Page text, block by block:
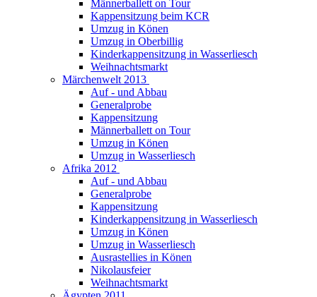
Männerballett on Tour
Kappensitzung beim KCR
Umzug in Könen
Umzug in Oberbillig
Kinderkappensitzung in Wasserliesch
Weihnachtsmarkt
Märchenwelt 2013
Auf - und Abbau
Generalprobe
Kappensitzung
Männerballett on Tour
Umzug in Könen
Umzug in Wasserliesch
Afrika 2012
Auf - und Abbau
Generalprobe
Kappensitzung
Kinderkappensitzung in Wasserliesch
Umzug in Könen
Umzug in Wasserliesch
Ausrastellies in Könen
Nikolausfeier
Weihnachtsmarkt